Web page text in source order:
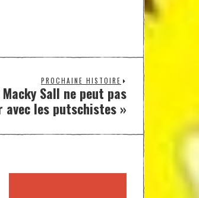
PROCHAINE HISTOIRE
Sall ne peut pas
les putschistes »